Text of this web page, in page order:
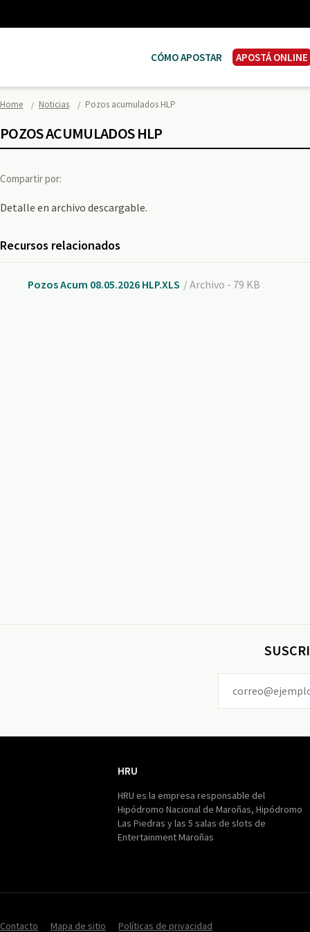
CÓMO APOSTAR APOSTÁ ONLINE
Home Noticias Pozos acumulados HLP
POZOS ACUMULADOS HLP
Compartir por:
Detalle en archivo descargable.
Recursos relacionados
Pozos Acum 08.05.2026 HLP.XLS / Archivo - 79 KB
HRU
HRU es la empresa responsable del
Hipódromo Nacional de Maroñas, Hipódromo
Las Piedras y las 5 salas de slots de
Entertainment Maroñas
Contacto Mapa de sitio Políticas de privacidad